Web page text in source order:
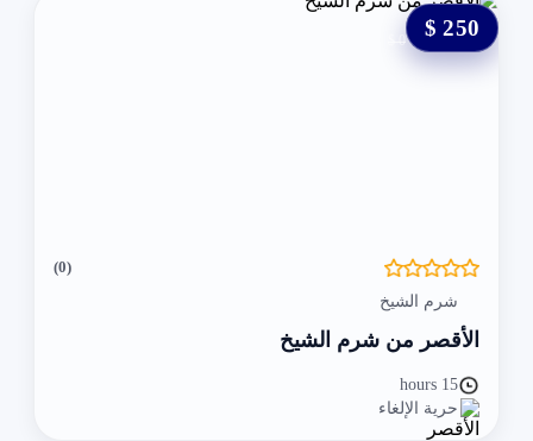
250 $
(0)
شرم الشيخ
الأقصر من شرم الشيخ
15 hours
حرية الإلغاء